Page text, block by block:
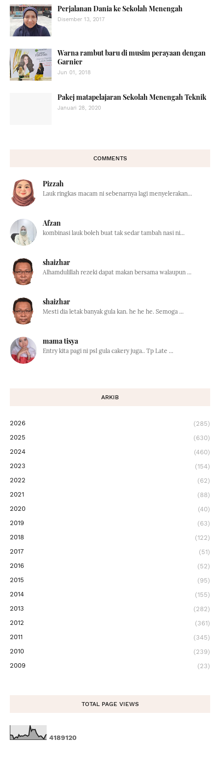
Perjalanan Dania ke Sekolah Menengah
Disember 13, 2017
Warna rambut baru di musim perayaan dengan
Garnier
Jun 01, 2018
Pakej matapelajaran Sekolah Menengah Teknik
Januari 28, 2020
COMMENTS
Pizzah
Lauk ringkas macam ni sebenarnya lagi menyelerakan...
Afzan
kombinasi lauk boleh buat tak sedar tambah nasi ni...
shaizhar
Alhamdulillah rezeki dapat makan bersama walaupun ...
shaizhar
Mesti dia letak banyak gula kan. he he he. Semoga ...
mama tisya
Entry kita pagi ni psl gula cakery juga.. Tp Late ...
ARKIB
2026
(285)
2025
(630)
2024
(460)
2023
(154)
2022
(62)
2021
(88)
2020
(40)
2019
(63)
2018
(122)
2017
(51)
2016
(52)
2015
(95)
2014
(155)
2013
(282)
2012
(361)
2011
(345)
2010
(239)
2009
(23)
TOTAL PAGE VIEWS
4189120